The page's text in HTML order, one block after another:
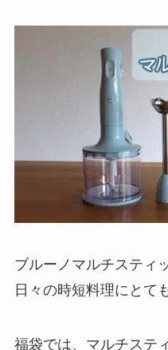
ブルーノマルチスティ
日々の時短料理にとて
福袋では、マルチステ